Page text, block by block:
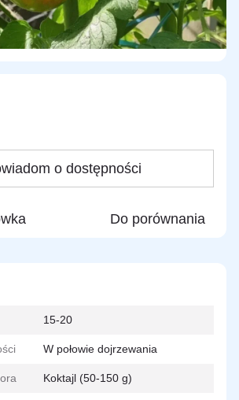
o dostępności
Do porównania
15-20
W połowie dojrzewania
Koktajl (50-150 g)